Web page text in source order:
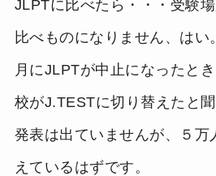
JLPTに比べたら・・・受験
比べものになりません、はい
月にJLPTが中止になったと
校がJ.TESTに切り替えたと
発表は出ていませんが、５万
えているはずです。